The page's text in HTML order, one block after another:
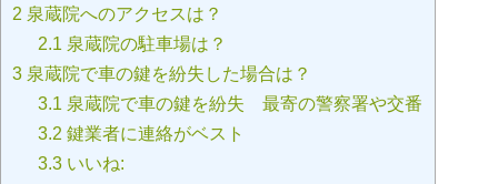
2 泉蔵院へのアクセスは？
2.1 泉蔵院の駐車場は？
3 泉蔵院で車の鍵を紛失した場合は？
3.1 泉蔵院で車の鍵を紛失 最寄の警察署や交番
3.2 鍵業者に連絡がベスト
3.3 いいね: